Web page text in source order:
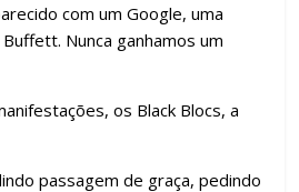
com um Google, uma
Nunca ganhamos um
os Black Blocs, a
passagem de graça, pedindo